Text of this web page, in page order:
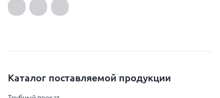
Каталог поставляемой продукции